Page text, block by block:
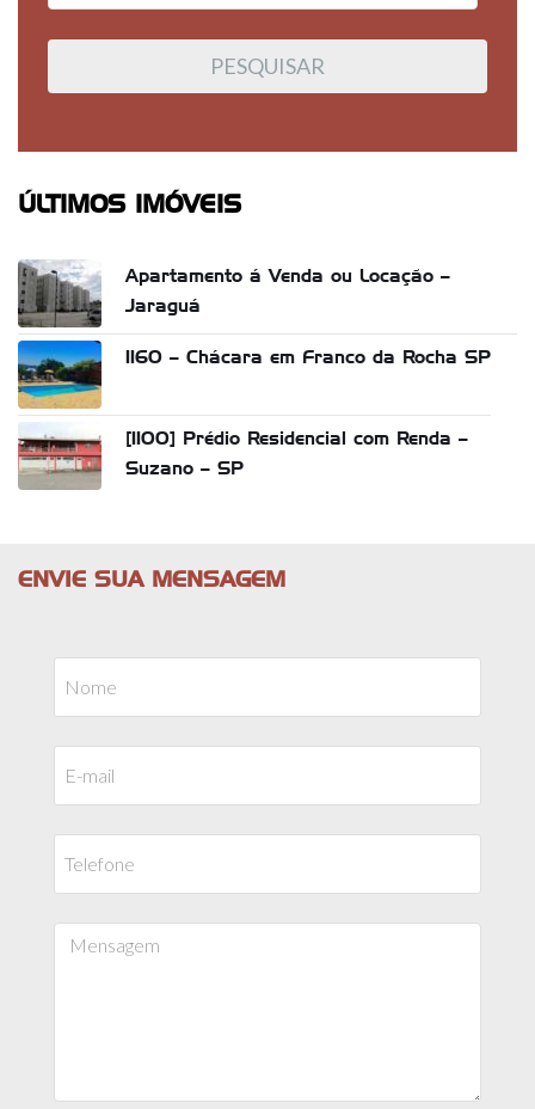
ÚLTIMOS IMÓVEIS
Apartamento á Venda ou Locação –
Jaraguá
1160 – Chácara em Franco da Rocha SP
[1100] Prédio Residencial com Renda –
Suzano – SP
ENVIE SUA MENSAGEM